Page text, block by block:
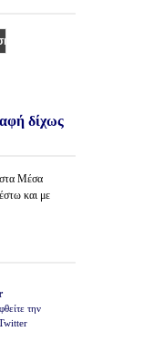
δίχως
Μέσα
και με
την